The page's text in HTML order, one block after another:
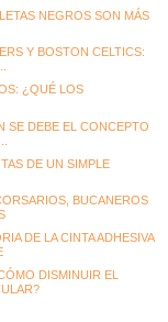
NEGROS SON MÁS
Y BOSTON CELTICS:
¿QUÉ LOS
SE DEBE EL CONCEPTO
DE UN SIMPLE
BUCANEROS
DE LA CINTA ADHESIVA
DISMINUIR EL